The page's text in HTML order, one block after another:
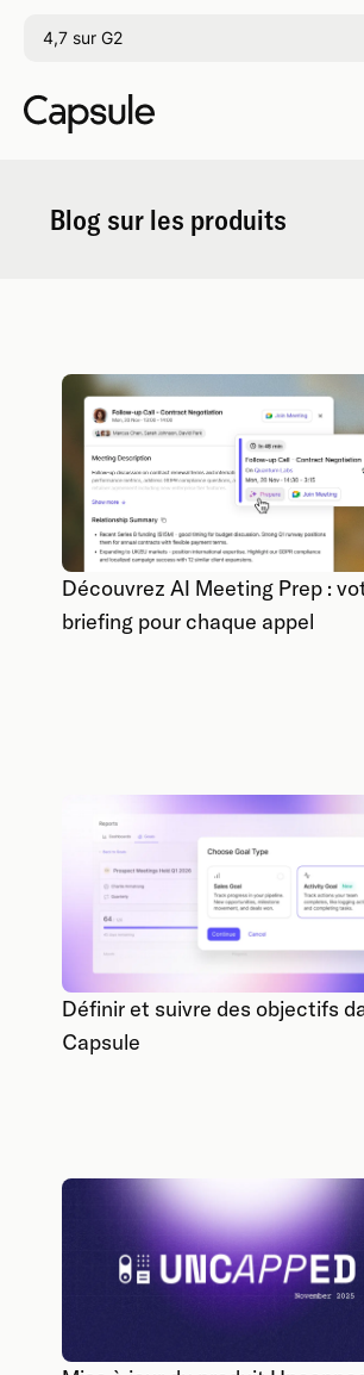
4,7 sur G2
Blog sur les produits
Découvrez AI Meeting Prep :
briefing pour chaque appel
Définir et suivre des objectifs
Capsule